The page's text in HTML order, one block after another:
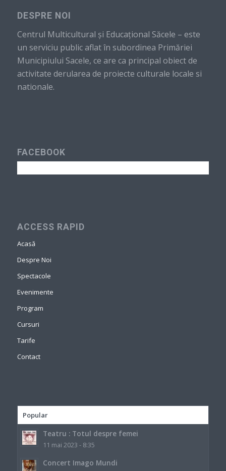
DESPRE NOI
Centrul Multicultural şi Educaţional Săcele – este
un serviciu public aflat în subordinea Primăriei
Municipiului Sacele, ce are ca principal obiect de
activitate derularea de proiecte culturale locale si
nationale.
FACEBOOK
ACCESS RAPID
Acasă
Despre Noi
Spectacole
Evenimente
Program
Cursuri
Tarife
Contact
Popular
Teatru : Totul despre femei
11 mai 2023 - 8:35
Concert Imago Mundi